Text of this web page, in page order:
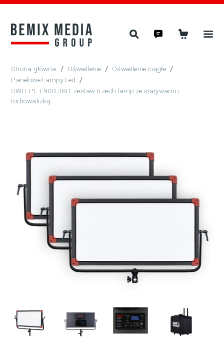
/ Oświetlenie / Oświetlenie ciągłe /
Panelowe Lampy Led /
SWIT PL-E90D 3KIT zestaw trzech lamp ze statywami i
torbowalizką